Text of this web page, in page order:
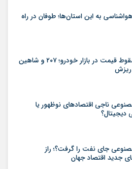
به این استان‌ها؛ طوفان در راه
تداوم سقوط قیمت در بازار خودرو؛ ۲۰۷ و شاهین
ناجی اقتصادهای نوظهور یا
دیجیتال؟
جای نفت را گرفت؟؛ راز
جدید اقتصاد جهان